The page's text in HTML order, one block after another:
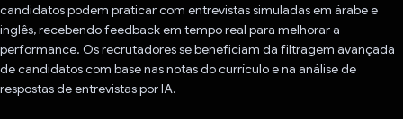
candidatos podem praticar com entrevistas simuladas em árabe e
inglês, recebendo feedback em tempo real para melhorar a
performance. Os recrutadores se beneficiam da filtragem avançada
de candidatos com base nas notas do currículo e na análise de
respostas de entrevistas por IA.